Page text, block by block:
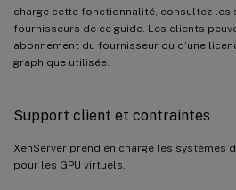
charge cette fonctionnalité, consultez les
fournisseurs de ce guide. Les clients
abonnement du fournisseur ou d’une
graphique utilisée.
Support client et contraintes
XenServer prend en charge les systèmes
pour les GPU virtuels.